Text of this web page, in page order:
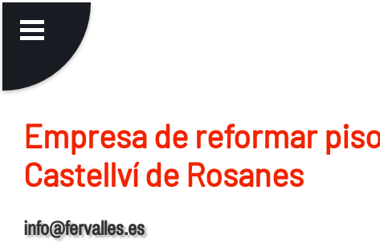
Empresa de reformar
Castellví de Rosanes
info@fervalles.es